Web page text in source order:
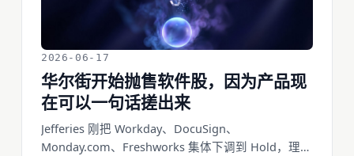
2026-06-17
华尔街开始抛售软件股，因为产品现
在可以一句话搓出来
Jefferies 刚把 Workday、DocuSign、
Monday.com、Freshworks 集体下调到 Hold，理由